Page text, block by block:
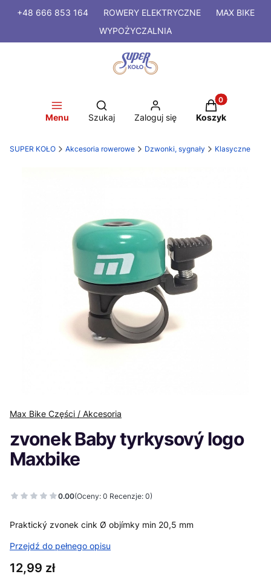
+48 666 853 164 ROWERYELEKTRYCZNE
MAX BIKE
WYPOŻYCZALNIA
Menu
Otwórz wyszukiwarkę
Szukaj Zaloguj się
Produkty w
Koszyk
SUPER KOŁO Akcesoria rowerowe Dzwonki, sygnały Klasyczne
Max Bike Części / Akcesoria
zvonek Baby tyrkysový logo
Maxbike
0.00(Oceny: 0 Recenzje: 0)
Praktický zvonek cink Ø objímky min 20,5 mm
Przejdź do pełnego opisu
Cena
12,99 zł